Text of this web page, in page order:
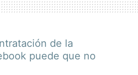
de la
puede que no